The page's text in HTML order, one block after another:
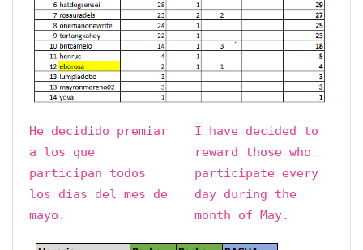
He decidido premiar
a los que
participan todos
los días del mes de
mayo.
I have decided to
reward those who
participate every
day during the
month of May.